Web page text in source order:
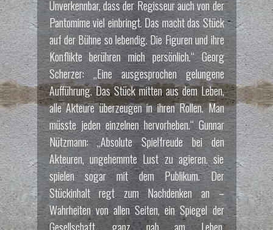
Unverkennbar, dass der Regisseur auch von der
Pantomime viel einbringt. Das macht das Stück
auf der Bühne so lebendig. Die Figuren und ihre
Konflikte berühren mich persönlich.“ Georg
Scherzer: „Eine ausgesprochen gelungene
Aufführung. Das Stück mitten aus dem Leben,
alle Akteure überzeugen in ihren Rollen. Man
müsste jeden einzelnen hervorheben.“ Gunnar
Nützmann: „Absolute Spielfreude bei den
Akteuren, ungehemmte Lust zu agieren. sie
spielen sogar mit dem Publikum. Der
Stückinhalt regt zum Nachdenken an –
Wahrheiten von allen Seiten, ein Spiegel der
Gesellschaft, ganz nah am Leben.